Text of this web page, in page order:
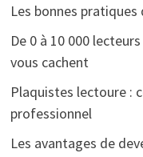
Les bonnes
De 0 à 10 000
vous cachent
Plaquistes lectoure :
professionnel
Les avantages de